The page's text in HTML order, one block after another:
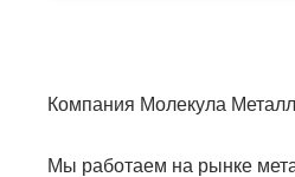
Компания Молекула
Мы работаем на рынке